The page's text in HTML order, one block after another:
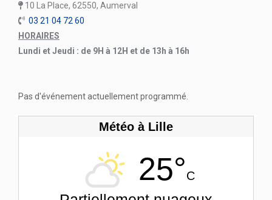
10 La Place, 62550, Aumerval
03 21 04 72 60
HORAIRES
Lundi et Jeudi : de 9H à 12H et de 13h à 16h
Pas d'événement actuellement programmé.
Météo à Lille
25°C